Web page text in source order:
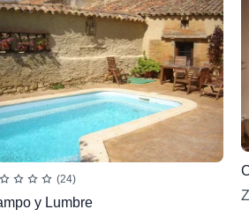
(24)
y Lumbre